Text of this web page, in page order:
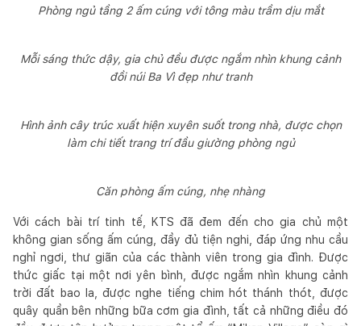
Phòng ngủ tầng 2 ấm cúng với tông màu trầm dịu mắt
Mỗi sáng thức dậy, gia chủ đều được ngắm nhìn khung cảnh
đồi núi Ba Vì đẹp như tranh
Hình ảnh cây trúc xuất hiện xuyên suốt trong nhà, được chọn
làm chi tiết trang trí đầu giường phòng ngủ
Căn phòng ấm cúng, nhẹ nhàng
Với cách bài trí tinh tế, KTS đã đem đến cho gia chủ một
không gian sống ấm cúng, đầy đủ tiện nghi, đáp ứng nhu cầu
nghỉ ngơi, thư giãn của các thành viên trong gia đình. Được
thức giấc tại một nơi yên bình, được ngắm nhìn khung cảnh
trời đất bao la, được nghe tiếng chim hót thánh thót, được
quây quần bên những bữa cơm gia đình, tất cả những điều đó